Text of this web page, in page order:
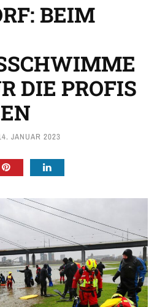
BEIM
DIE PROFIS
JANUAR 2023